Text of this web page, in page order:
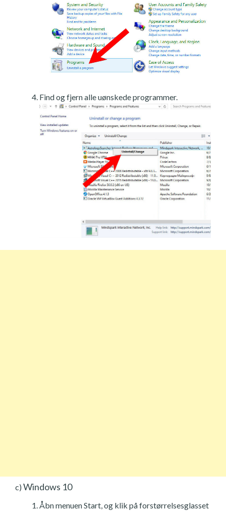
Find og fjern alle uønskede programmer.
c) Windows 10
Åbn menuen Start, og klik på forstørrelsesglasset